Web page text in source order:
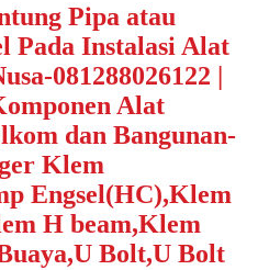
Pipa atau
Pada Instalasi Alat
081288026122 |
Alat
dan Bangunan-
Klem
Engsel(HC),Klem
H beam,Klem
Bolt,U Bolt